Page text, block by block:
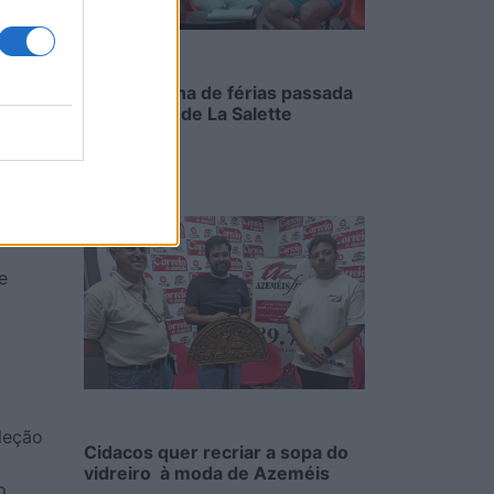
Uma semana de férias passada
na cozinha de La Salette
Cidacos quer recriar a sopa do
vidreiro à moda de Azeméis